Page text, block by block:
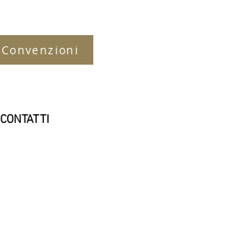
Convenzioni
CONTATTI